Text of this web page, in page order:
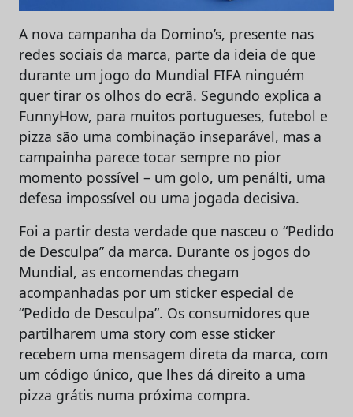
A nova campanha da Domino’s, presente nas
redes sociais da marca, parte da ideia de que
durante um jogo do Mundial FIFA ninguém
quer tirar os olhos do ecrã. Segundo explica a
FunnyHow, para muitos portugueses, futebol e
pizza são uma combinação inseparável, mas a
campainha parece tocar sempre no pior
momento possível – um golo, um penálti, uma
defesa impossível ou uma jogada decisiva.
Foi a partir desta verdade que nasceu o “Pedido
de Desculpa” da marca. Durante os jogos do
Mundial, as encomendas chegam
acompanhadas por um sticker especial de
“Pedido de Desculpa”. Os consumidores que
partilharem uma story com esse sticker
recebem uma mensagem direta da marca, com
um código único, que lhes dá direito a uma
pizza grátis numa próxima compra.